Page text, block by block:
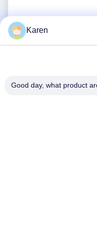
Odporność na hydrolizę
topliwego poliolefinowego
wysokiej lepkości po
Karen
Good day, what product